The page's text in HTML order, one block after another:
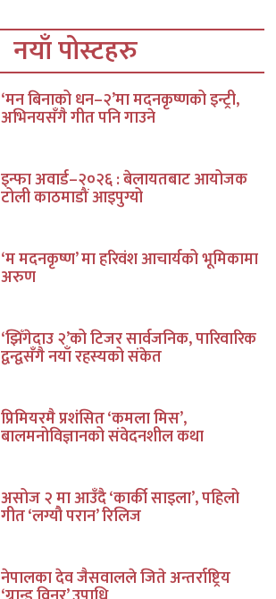
नयाँ पोस्टहरु
‘मन बिनाको धन–२’मा मदनकृष्णको इन्ट्री,
अभिनयसँगै गीत पनि गाउने
इन्फा अवार्ड–२०२६ : बेलायतबाट आयोजक
टोली काठमाडौं आइपुग्यो
‘म मदनकृष्ण’ मा हरिवंश आचार्यको भूमिकामा
अरुण
‘झिँगेदाउ २’को टिजर सार्वजनिक, पारिवारिक
द्वन्द्वसँगै नयाँ रहस्यको संकेत
प्रिमियरमै प्रशंसित ‘कमला मिस’,
बालमनोविज्ञानको संवेदनशील कथा
असोज २ मा आउँदै ‘कार्की साइला’, पहिलो
गीत ‘लग्यौ परान’ रिलिज
नेपालका देव जैसवालले जिते अन्तर्राष्ट्रिय